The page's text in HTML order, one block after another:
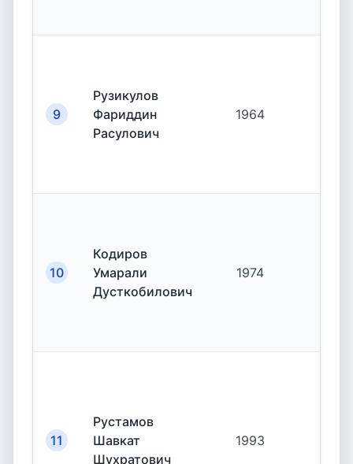
9
Рузикулов
Фариддин
Расулович
1964
10
Кодиров
Умарали
Дусткобилович
1974
11
Рустамов
Шавкат
Шухратович
1993